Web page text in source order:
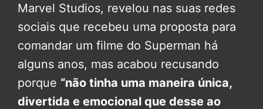
Marvel Studios, revelou nas suas redes
sociais que recebeu uma proposta para
comandar um filme do Superman há
alguns anos, mas acabou recusando
porque “não tinha uma maneira única,
divertida e emocional que desse ao